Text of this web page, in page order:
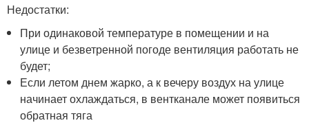
Недостатки:
При одинаковой температуре в помещении и на
улице и безветренной погоде вентиляция работать не
будет;
Если летом днем жарко, а к вечеру воздух на улице
начинает охлаждаться, в вентканале может появиться
обратная тяга